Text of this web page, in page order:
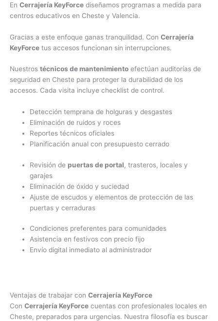
En Cerrajería KeyForce diseñamos programas a medida para
centros educativos en Cheste y Valencia.
Gracias a este enfoque ganas tranquilidad. Con Cerrajería
KeyForce tus accesos funcionan sin interrupciones.
Nuestros técnicos de mantenimiento efectúan auditorías de
seguridad en Cheste para proteger la durabilidad de los
accesos. Cada visita incluye checklist de control.
Detección temprana de holguras y desgastes
Eliminación de ruidos y roces
Reportes técnicos oficiales
Planificación anual con presupuesto cerrado
Revisión de puertas de portal, trasteros, locales y
garajes
Eliminación de óxido y suciedad
Ajuste de escudos y elementos de protección de las
puertas y cerraduras
Condiciones preferentes para comunidades
Asistencia en festivos con precio fijo
Envío digital inmediato al administrador
Ventajas de trabajar con Cerrajería KeyForce
Con Cerrajería KeyForce cuentas con profesionales locales en
Cheste, preparados para urgencias. Nuestra filosofía es buscar